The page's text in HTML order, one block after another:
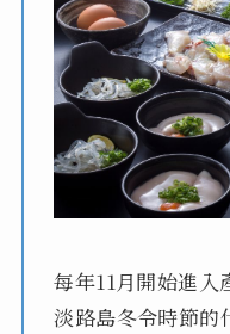
每年11月開始進入
淡路島冬令時節的